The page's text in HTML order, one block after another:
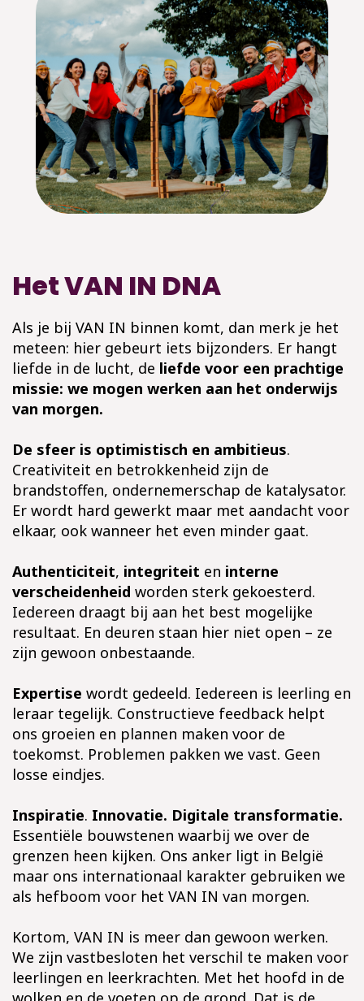
Het VAN IN DNA
Als je bij VAN IN binnen komt, dan merk je het
meteen: hier gebeurt iets bijzonders. Er hangt
liefde in de lucht, de liefde voor een prachtige
missie: we mogen werken aan het onderwijs
van morgen.
De sfeer is optimistisch en ambitieus.
Creativiteit en betrokkenheid zijn de
brandstoffen, ondernemerschap de katalysator.
Er wordt hard gewerkt maar met aandacht voor
elkaar, ook wanneer het even minder gaat. ​
Authenticiteit, integriteit en interne
verscheidenheid worden sterk gekoesterd.
Iedereen draagt bij aan het best mogelijke
resultaat. En deuren staan hier niet open – ze
zijn gewoon onbestaande.
Expertise wordt gedeeld. Iedereen is leerling en
leraar tegelijk. Constructieve feedback helpt
ons groeien en plannen maken voor de
toekomst. Problemen pakken we vast. Geen
losse eindjes.​
Inspiratie. Innovatie. Digitale transformatie.
Essentiële bouwstenen waarbij we over de
grenzen heen kijken. Ons anker ligt in België
maar ons internationaal karakter gebruiken we
als hefboom voor het VAN IN van morgen.
Kortom, VAN IN is meer dan gewoon werken.
We zijn vastbesloten het verschil te maken voor
leerlingen en leerkrachten. Met het hoofd in de